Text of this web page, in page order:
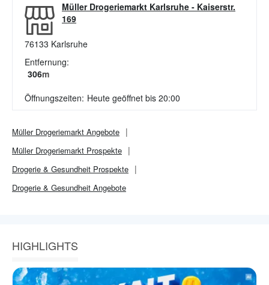
Müller Drogeriemarkt Karlsruhe - Kaiserstr.
169
76133 Karlsruhe
Entfernung:
306m
Öffnungszeiten: Heute geöffnet bis 20:00
Müller Drogeriemarkt Angebote
Müller Drogeriemarkt Prospekte
Drogerie & Gesundheit Prospekte
Drogerie & Gesundheit Angebote
HIGHLIGHTS